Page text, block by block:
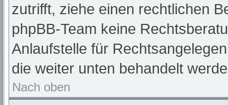
zutrifft, ziehe einen rechtlichen
phpBB-Team keine
Anlaufstelle für
die weiter unten behandelt
Nach oben